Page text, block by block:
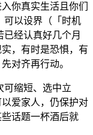
你真实生活且你们
可以设界（「时机
已经认真好几个月
，有时是恐惧，有
先对齐再行动。
可缩短、选中立
爱家人，仍保护对
话题一杯酒后就